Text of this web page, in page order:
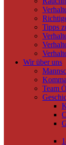
Tipps
Wir über uns
Team